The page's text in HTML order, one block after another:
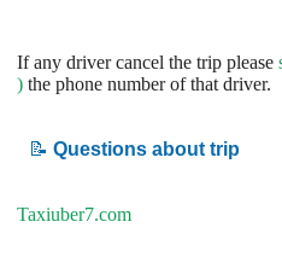
If any driver cancel the trip please
) the phone number of that driver.
📝 Questions about trip
Taxiuber7.com